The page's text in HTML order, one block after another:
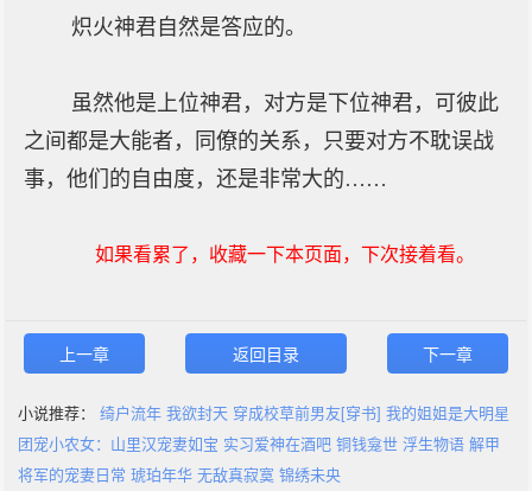
炽火神君自然是答应的。
虽然他是上位神君，对方是下位神君，可彼此
之间都是大能者，同僚的关系，只要对方不耽误战
事，他们的自由度，还是非常大的……
如果看累了，收藏一下本页面，下次接着看。
上一章 返回目录 下一章
小说推荐： 绮户流年 我欲封天 穿成校草前男友[穿书] 我的姐姐是大明星
团宠小农女：山里汉宠妻如宝 实习爱神在酒吧 铜钱龛世 浮生物语 解甲
将军的宠妻日常 琥珀年华 无敌真寂寞 锦绣未央